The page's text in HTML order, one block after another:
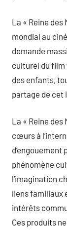
La « Reine
mondial au
demande
culturel du film
des enfants,
partage de cet
La « Reine
cœurs à
d’engouement
phénomène
l’imagination
liens familiaux
intérêts
Ces produits